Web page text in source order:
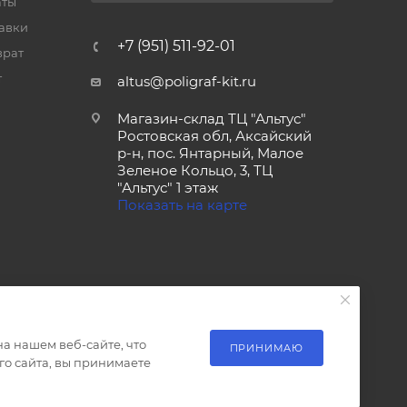
+7 (951) 511-92-01
altus@poligraf-kit.ru
Магазин-склад ТЦ "Альтус"
Ростовская обл, Аксайский
р-н, пос. Янтарный, Малое
Зеленое Кольцо, 3, ТЦ
"Альтус" 1 этаж
Показать на карте
нашем веб-сайте, что
сайта, вы принимаете
ПРИНИМАЮ